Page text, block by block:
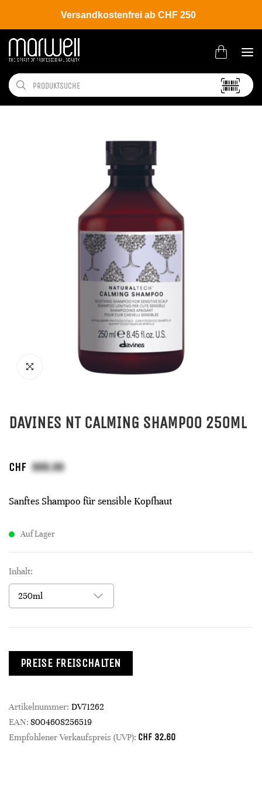
Versandkostenfrei ab CHF 250
Shop Brands Davines Naturaltech Calming
DAVINES NT CALMING SHAMPOO 250ML
CHF
Sanftes Shampoo für sensible Kopfhaut
Auf Lager
Inhalt:
PREISE FREISCHALTEN
Artikelnummer: DV71262
EAN: 8004608256519
Empfohlener Verkaufspreis (UVP): CHF 32.60